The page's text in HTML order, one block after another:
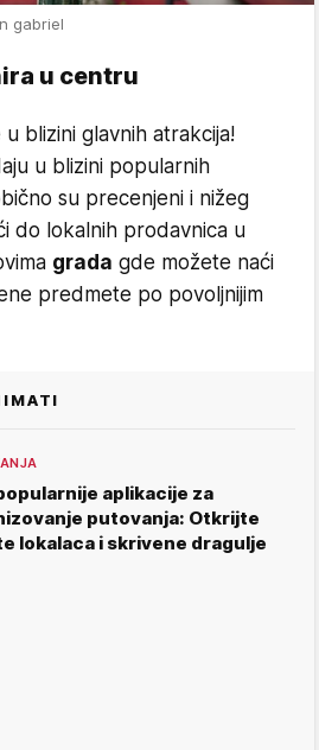
gabriel
u centru
blizini glavnih atrakcija!
u blizini popularnih
su precenjeni i nižeg
do lokalnih prodavnica u
grada gde možete naći
predmete po povoljnijim
aplikacije za
putovanja: Otkrijte
lokalaca i skrivene dragulje